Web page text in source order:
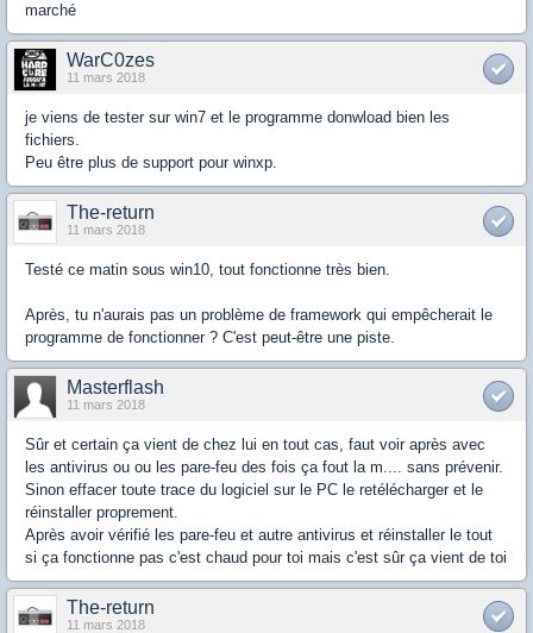
marché
WarC0zes
11 mars 2018
je viens de tester sur win7 et le programme donwload bien les
fichiers.
Peu être plus de support pour winxp.
The-return
11 mars 2018
Testé ce matin sous win10, tout fonctionne très bien.
Après, tu n'aurais pas un problème de framework qui empêcherait le
programme de fonctionner ? C'est peut-être une piste.
Masterflash
11 mars 2018
Sûr et certain ça vient de chez lui en tout cas, faut voir après avec
les antivirus ou ou les pare-feu des fois ça fout la m.... sans prévenir.
Sinon effacer toute trace du logiciel sur le PC le retélécharger et le
réinstaller proprement.
Après avoir vérifié les pare-feu et autre antivirus et réinstaller le tout
si ça fonctionne pas c'est chaud pour toi mais c'est sûr ça vient de toi
The-return
11 mars 2018